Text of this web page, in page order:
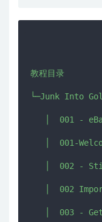
教程目录
└─Junk Into
│  001 -
│  001-
│  002 -
│  002
│  003 -